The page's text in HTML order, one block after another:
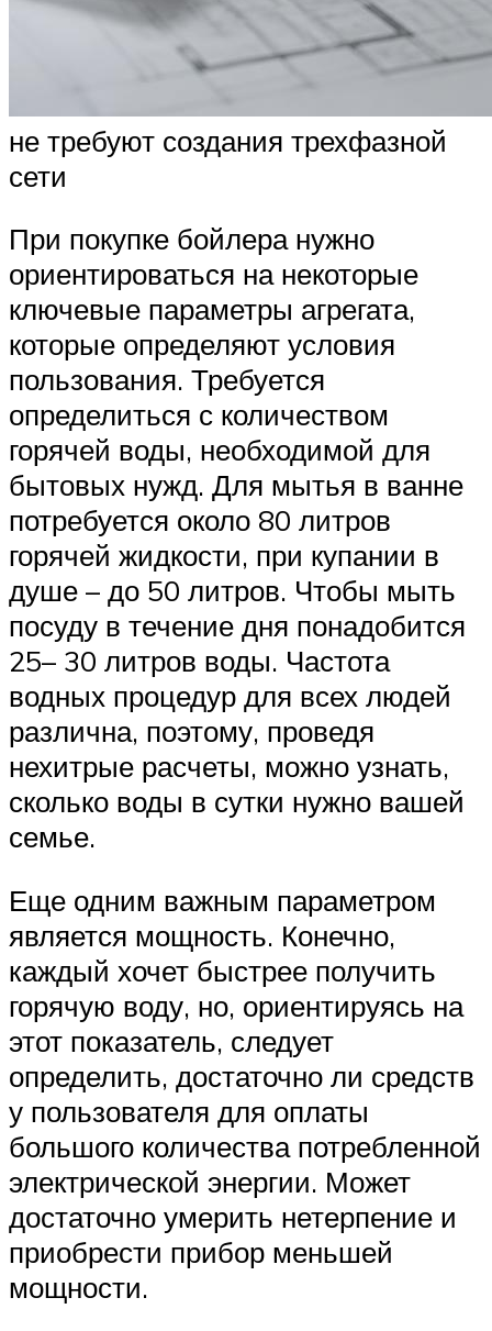
не требуют создания трехфазной
сети
При покупке бойлера нужно
ориентироваться на некоторые
ключевые параметры агрегата,
которые определяют условия
пользования. Требуется
определиться с количеством
горячей воды, необходимой для
бытовых нужд. Для мытья в ванне
потребуется около 80 литров
горячей жидкости, при купании в
душе – до 50 литров. Чтобы мыть
посуду в течение дня понадобится
25– 30 литров воды. Частота
водных процедур для всех людей
различна, поэтому, проведя
нехитрые расчеты, можно узнать,
сколько воды в сутки нужно вашей
семье.
Еще одним важным параметром
является мощность. Конечно,
каждый хочет быстрее получить
горячую воду, но, ориентируясь на
этот показатель, следует
определить, достаточно ли средств
у пользователя для оплаты
большого количества потребленной
электрической энергии. Может
достаточно умерить нетерпение и
приобрести прибор меньшей
мощности.